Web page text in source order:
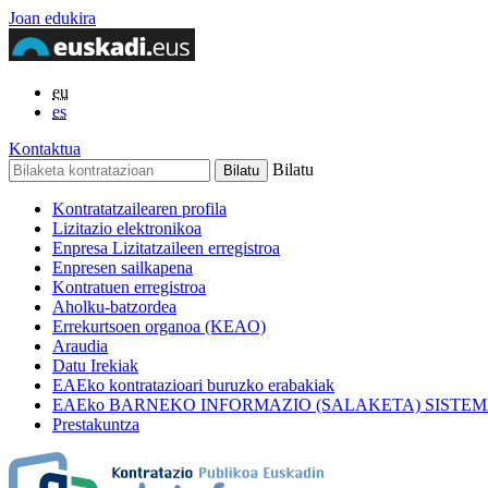
Joan edukira
eu
es
Kontaktua
Bilatu
Kontratatzailearen profila
Lizitazio elektronikoa
Enpresa Lizitatzaileen erregistroa
Enpresen sailkapena
Kontratuen erregistroa
Aholku-batzordea
Errekurtsoen organoa (KEAO)
Araudia
Datu Irekiak
EAEko kontratazioari buruzko erabakiak
EAEko BARNEKO INFORMAZIO (SALAKETA)
Prestakuntza